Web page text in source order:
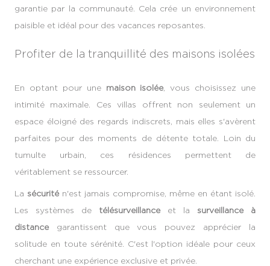
garantie par la communauté. Cela crée un environnement
paisible et idéal pour des vacances reposantes.
Profiter de la tranquillité des maisons isolées
En optant pour une maison isolée , vous choisissez une
intimité maximale. Ces villas offrent non seulement un
espace éloigné des regards indiscrets, mais elles s'avèrent
parfaites pour des moments de détente totale. Loin du
tumulte urbain, ces résidences permettent de
véritablement se ressourcer.
La sécurité n'est jamais compromise, même en étant isolé.
Les systèmes de télésurveillance et la surveillance à
distance garantissent que vous pouvez apprécier la
solitude en toute sérénité. C'est l'option idéale pour ceux
cherchant une expérience exclusive et privée.